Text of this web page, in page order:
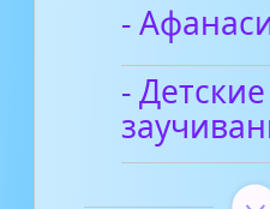
-
-